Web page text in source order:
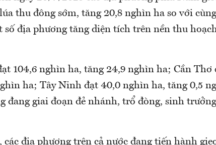
thu đông sớm, tăng 20,8 nghìn ha so với
số địa phương tăng diện tích trên nền thu
104,6 nghìn ha, tăng 24,9 nghìn ha; Cần Thơ
ha; Tây Ninh đạt 40,0 nghìn ha, tăng 0,5
đang giai đoạn đẻ nhánh, trổ đòng, sinh
các địa phương trên cả nước đang tiến hành